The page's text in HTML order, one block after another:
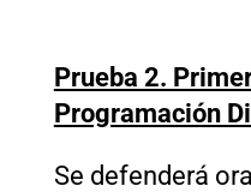
Prueba 2.
Programación
Se defenderá